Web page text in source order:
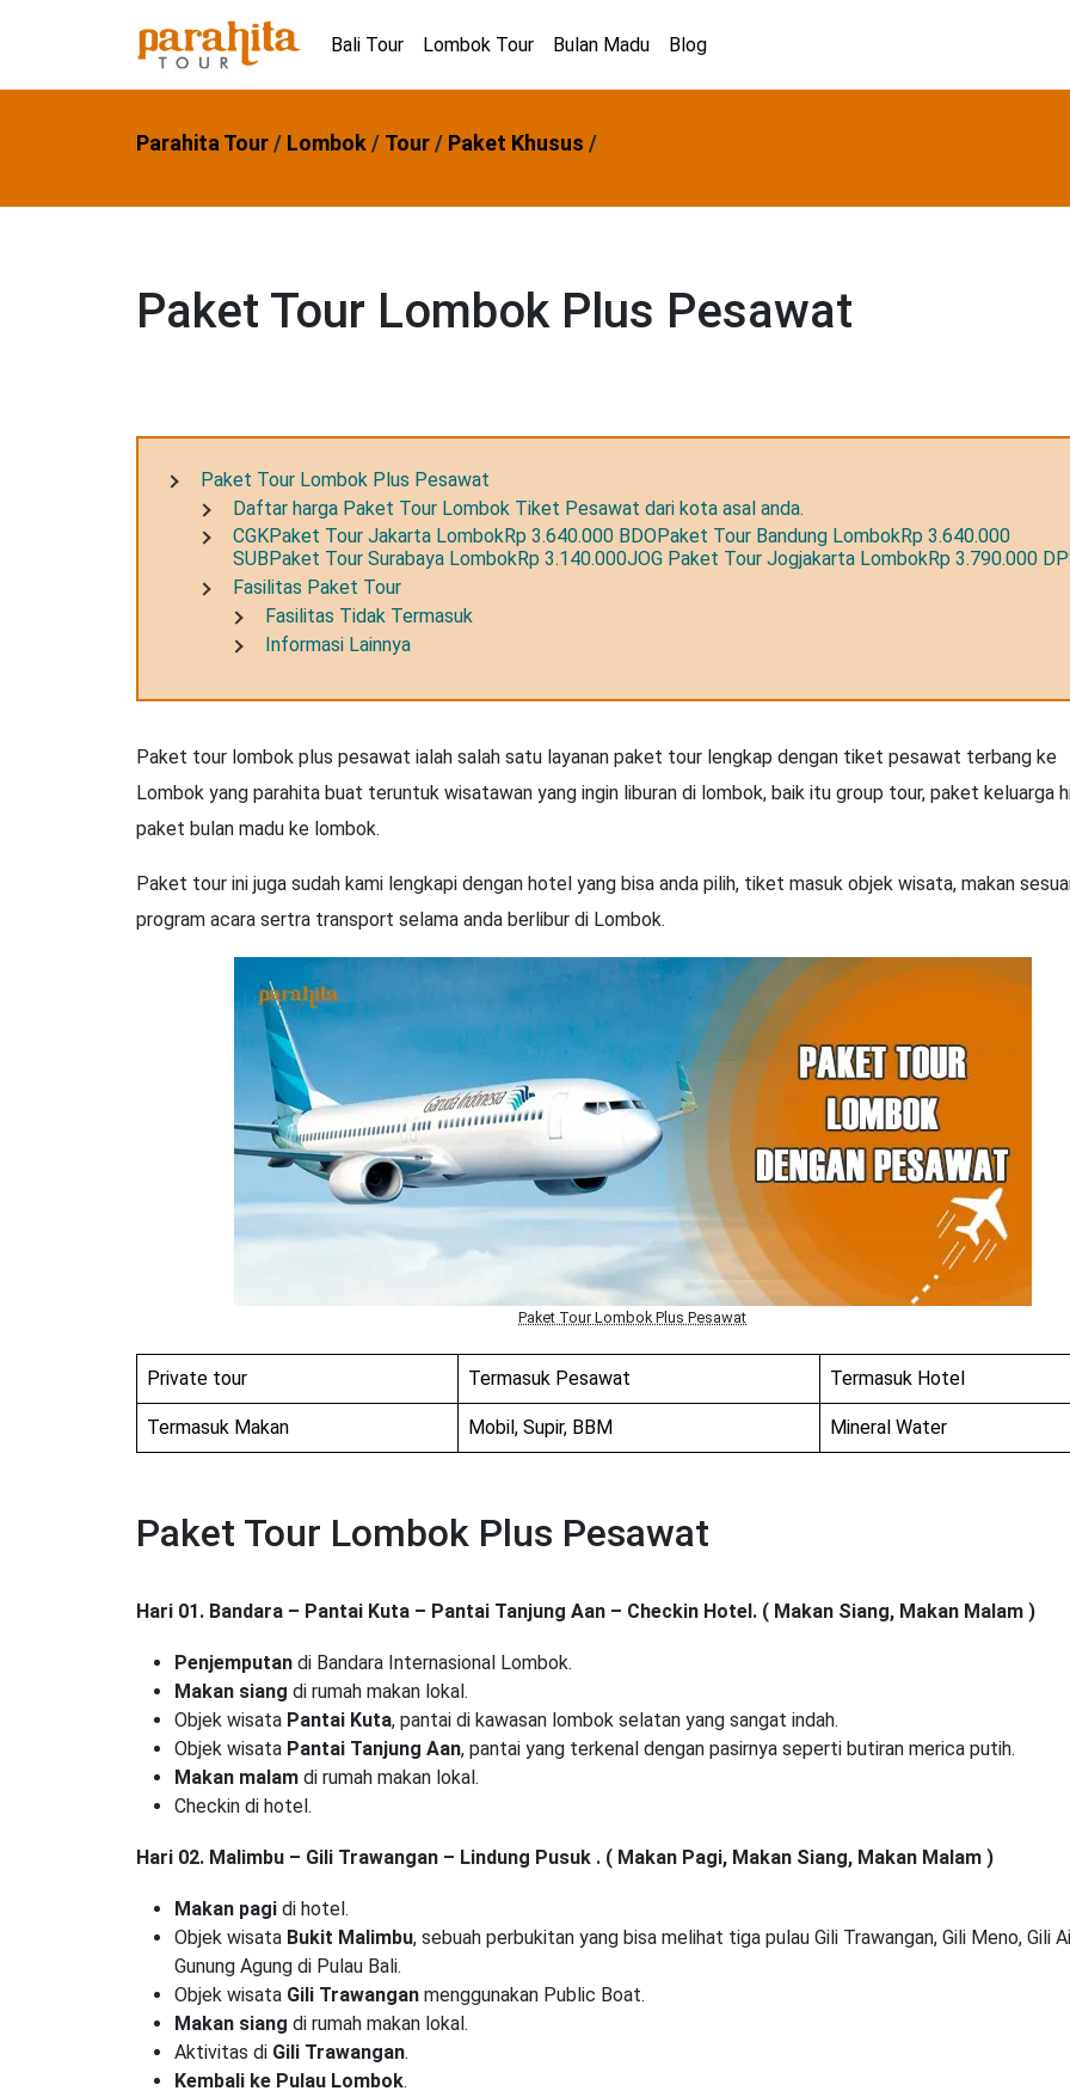
Bali Tour Lombok Tour Bulan Madu Blog
Parahita Tour/ Lombok/ Tour/ Paket Khusus /
Paket Tour Lombok Plus Pesawat
Paket Tour Lombok Plus Pesawat
Daftar harga Paket Tour Lombok Tiket Pesawat dari kota asal anda.
CGKPaket Tour Jakarta LombokRp 3.640.000 BDOPaket Tour Bandung LombokRp 3.640.000
SUBPaket Tour Surabaya LombokRp 3.140.000JOG Paket Tour Jogjakarta LombokRp 3.790.000
Fasilitas Paket Tour
Fasilitas Tidak Termasuk
Informasi Lainnya
Paket tour lombok plus pesawat ialah salah satu layanan paket tour lengkap dengan tiket pesawat terbang ke
Lombok yang parahita buat teruntuk wisatawan yang ingin liburan di lombok, baik itu group tour, paket keluarga
paket bulan madu ke lombok.
Paket tour ini juga sudah kami lengkapi dengan hotel yang bisa anda pilih, tiket masuk objek wisata, makan
program acara sertra transport selama anda berlibur di Lombok.
Paket Tour Lombok Plus Pesawat
Private tour Termasuk Pesawat Termasuk Hotel
Termasuk Makan Mobil, Supir, BBM Mineral Water
Paket Tour Lombok Plus Pesawat
Hari 01. Bandara – Pantai Kuta – Pantai Tanjung Aan – Checkin Hotel. ( Makan Siang, Makan Malam )
Penjemputan di Bandara Internasional Lombok.
Makan siang di rumah makan lokal.
Objek wisata Pantai Kuta, pantai di kawasan lombok selatan yang sangat indah.
Objek wisata Pantai Tanjung Aan, pantai yang terkenal dengan pasirnya seperti butiran merica putih.
Makan malam di rumah makan lokal.
Checkin di hotel.
Hari 02. Malimbu – Gili Trawangan – Lindung Pusuk . ( Makan Pagi, Makan Siang, Makan Malam )
Makan pagi di hotel.
Objek wisata Bukit Malimbu, sebuah perbukitan yang bisa melihat tiga pulau Gili Trawangan, Gili Meno, Gili
Gunung Agung di Pulau Bali.
Objek wisata Gili Trawangan menggunakan Public Boat.
Makan siang di rumah makan lokal.
Aktivitas di Gili Trawangan.
Kembali ke Pulau Lombok.